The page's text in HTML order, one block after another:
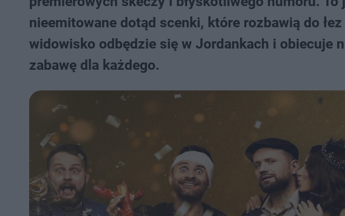
nieemitowane dotąd scenki, które rozbawią do
widowisko odbędzie się w Jordankach i obiecuje
zabawę dla każdego.